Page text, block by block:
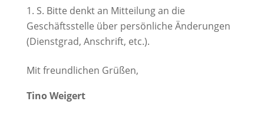
S. Bitte denkt an Mitteilung an die
Geschäftsstelle über persönliche Änderungen
(Dienstgrad, Anschrift, etc.).
Mit freundlichen Grüßen,
Tino Weigert